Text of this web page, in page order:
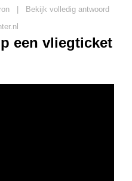
Bekijk volledig antwoord
een vliegticket